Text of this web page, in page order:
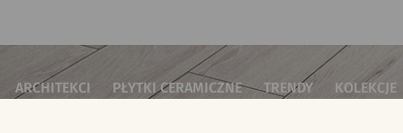
ARCHITEKCI PŁYTKI CERAMICZNE TRENDY KOLEKCJE